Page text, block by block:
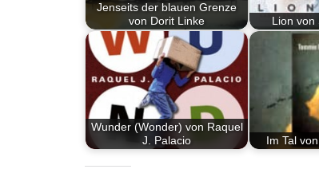
Jenseits der blauen Grenze
von Dorit Linke
Lion von
Wunder (Wonder) von Raquel
J. Palacio
Im Tal